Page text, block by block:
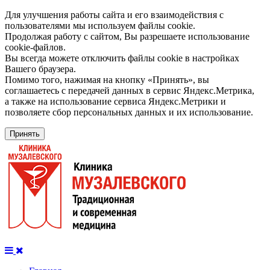
Для улучшения работы сайта и его взаимодействия с
пользователями мы используем файлы cookie.
Продолжая работу с сайтом, Вы разрешаете использование
cookie-файлов.
Вы всегда можете отключить файлы cookie в настройках
Вашего браузера.
Помимо того, нажимая на кнопку «Принять», вы
соглашаетесь с передачей данных в сервис Яндекс.Метрика,
а также на использование сервиса Яндекс.Метрики и
позволяете сбор персональных данных и их использование.
Принять